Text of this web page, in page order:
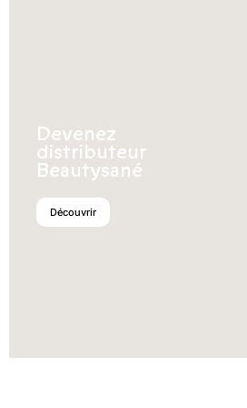
Devenez
distributeur
Beautysané
Découvrir